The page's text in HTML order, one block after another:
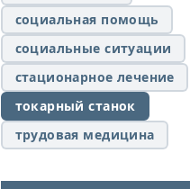
социальная помощь
социальные ситуации
стационарное лечение
токарный станок
трудовая медицина